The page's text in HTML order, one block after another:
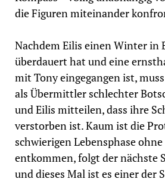
die Figuren miteinander
Nachdem Eilis einen Winter in
überdauert hat und eine
mit Tony eingegangen ist,
als Übermittler schlechter
und Eilis mitteilen, dass ihre
verstorben ist. Kaum ist die
schwierigen Lebensphase
entkommen, folgt der nächste
und dieses Mal ist es einer der